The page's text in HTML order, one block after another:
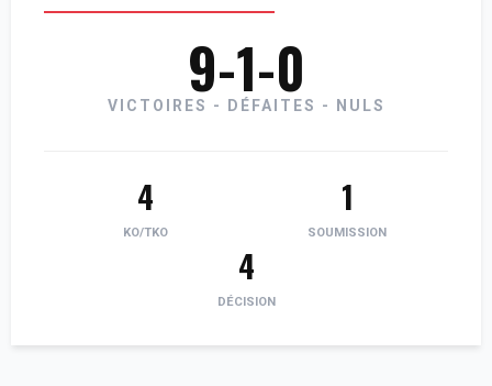
9-1-0
VICTOIRES - DÉFAITES - NULS
4
KO/TKO
1
SOUMISSION
4
DÉCISION